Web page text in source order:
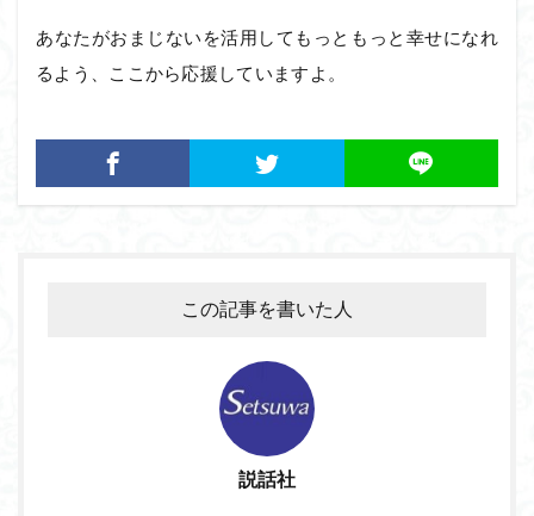
あなたがおまじないを活用してもっともっと幸せになれ
るよう、ここから応援していますよ。
この記事を書いた人
説話社